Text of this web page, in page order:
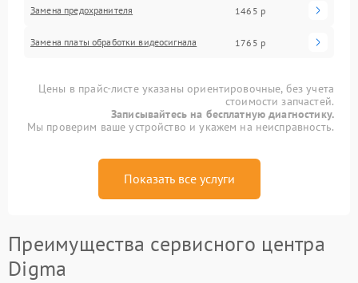
Замена предохранителя 1465 р
Замена платы обработки видеосигнала 1765 р
Цены в прайс-листе указаны ориентировочные, без учета
стоимости запчастей.
Записывайтесь на бесплатную диагностику.
Мы проверим ваше устройство и укажем на неисправность.
Показать все услуги
Преимущества сервисного центра
Digma